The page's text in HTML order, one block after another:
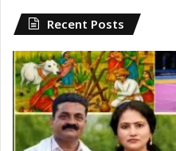
Recent Posts